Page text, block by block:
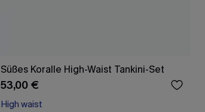
Süßes Koralle High-Waist Tankini-Set
53,00 €
High waist